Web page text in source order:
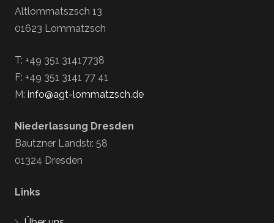
Altlommatszsch 13
01623 Lommatzsch
T: +49 351 31417738
F: +49 351 3141 77 41
M: info@agt-lommatzsch.de
Niederlassung Dresden
Bautzner Landstr. 58
01324 Dresden
Links